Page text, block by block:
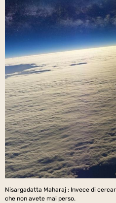
Nisargadatta Maharaj : Invece di
che non avete mai perso.